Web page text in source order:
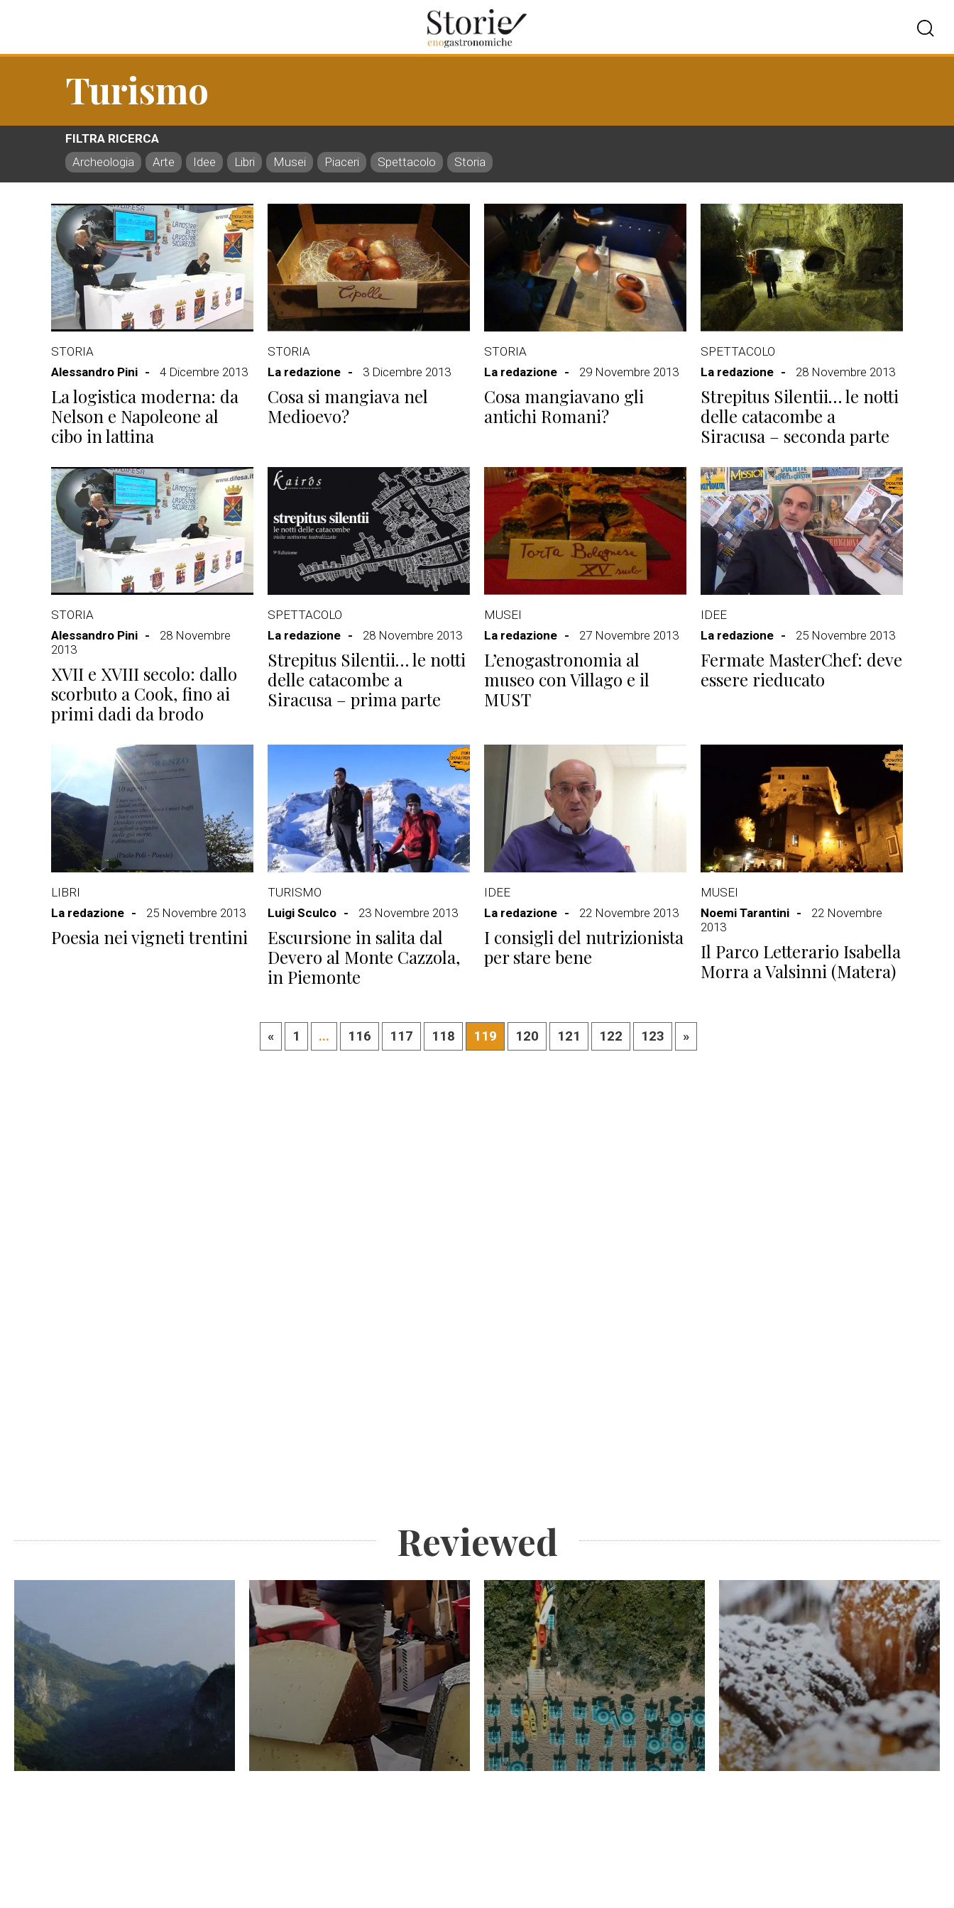
Turismo
FILTRA RICERCA
Archeologia
Arte Idee Libri Musei Piaceri Spettacolo Storia
STORIA
Alessandro Pini
4 Dicembre 2013
La logistica moderna: da
Nelson e Napoleone al
cibo in lattina
STORIA
La redazione
3 Dicembre 2013
Cosa si mangiava nel
Medioevo?
STORIA
La redazione
29 Novembre 2013
Cosa mangiavano gli
antichi Romani?
SPETTACOLO
La redazione
28 Novembre 2013
Strepitus Silentii… le notti
delle catacombe a
Siracusa – seconda parte
STORIA
Alessandro Pini
28 Novembre
2013
XVII e XVIII secolo: dallo
scorbuto a Cook, fino ai
primi dadi da brodo
SPETTACOLO
La redazione
28 Novembre 2013
Strepitus Silentii… le notti
delle catacombe a
Siracusa – prima parte
MUSEI
La redazione
27 Novembre 2013
L’enogastronomia al
museo con Villago e il
MUST
IDEE
La redazione
25 Novembre 2013
Fermate MasterChef: deve
essere rieducato
LIBRI
La redazione
25 Novembre 2013
Poesia nei vigneti trentini
TURISMO
Luigi Sculco
23 Novembre 2013
Escursione in salita dal
Devero al Monte Cazzola,
in Piemonte
IDEE
La redazione
22 Novembre 2013
I consigli del nutrizionista
per stare bene
MUSEI
Noemi Tarantini
22 Novembre
2013
Il Parco Letterario Isabella
Morra a Valsinni (Matera)
« 1 ... 116 117 118 119 120 121 122 123 »
Reviewed